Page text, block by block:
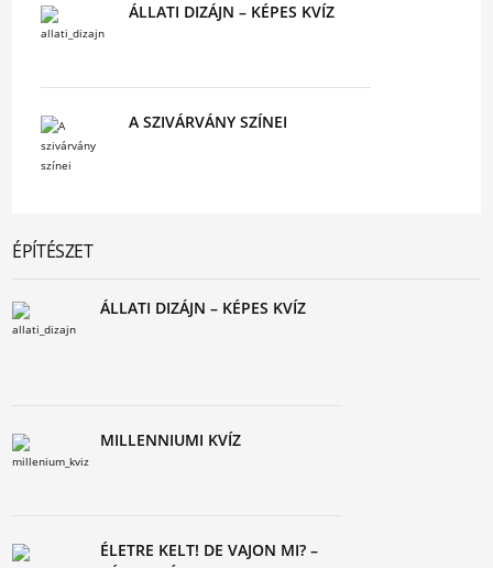
ÁLLATI DIZÁJN – KÉPES KVÍZ
A SZIVÁRVÁNY SZÍNEI
ÉPÍTÉSZET
ÁLLATI DIZÁJN – KÉPES KVÍZ
MILLENNIUMI KVÍZ
ÉLETRE KELT! DE VAJON MI? –